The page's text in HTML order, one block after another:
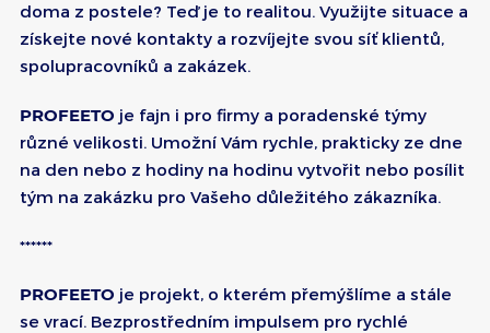
doma z postele? Teď je to realitou. Využijte situace a
získejte nové kontakty a rozvíjejte svou síť klientů,
spolupracovníků a zakázek.
PROFEETO je fajn i pro firmy a poradenské týmy
různé velikosti. Umožní Vám rychle, prakticky ze dne
na den nebo z hodiny na hodinu vytvořit nebo posílit
tým na zakázku pro Vašeho důležitého zákazníka.
******
PROFEETO je projekt, o kterém přemýšlíme a stále
se vrací. Bezprostředním impulsem pro rychlé